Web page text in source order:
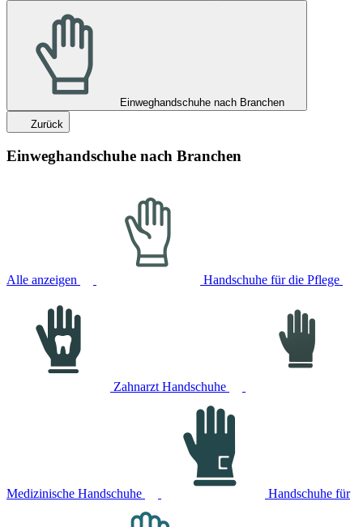
Einweghandschuhe nach Branchen
Zurück
Einweghandschuhe nach Branchen
Alle anzeigen Handschuhe für die Pflege
Zahnarzt Handschuhe
Medizinische Handschuhe Handschuhe für